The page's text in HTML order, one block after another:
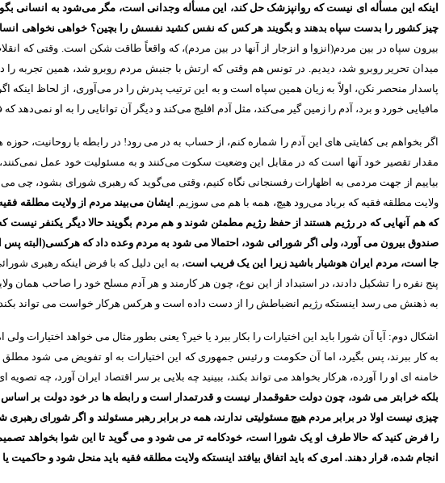
اینکه این مسأله ای نیست که روانپزشک حل کند، این مسأله وجدانی است، مگر می‌شود به انسانی
چیز کشور را بدست سپاه بدهند و بگویند هر کس که نفس کشید نفسش را بچین؟ خواهی نخواهی
بیرون سپاه در بین مردم(انزوا و انزجار از آنها در بین مردم)، که واقعاً طاقت شکن است وقتی که
میدان تحریر روبرو شد، دیدیم
در تونس هم وقتی که ارتش با جنبش مردم روبرو شد، همین تجربه را
پاسدار منحصر نکن، اولاً به زیان همین سپاه است و به این ترتیب پدرش را در می‌آوری، از لحاظ
مافیایی خورد و برد، آدم را زمین گیر می‌کند، مثل آدم افلیج می‌کند و دیگر آن توانایی را به او نمی‌دهد
اگر بخواهم بی کفایتی های این آدم را شماره کنم، از حساب به در می رود ! در رابطه با روحانیت،
مقدار تقصیر خود آنها است که در مقابل این وضعیت سکوت می‌کنند و به مسئولیت خود عمل
بیاییم از جهت مردمی به اظهارات رفسنجانی نگاه کنیم، وقتی می‌گوید که رهبری شورای بشود، چی
ولایت مطلقه فقیه که برباد می‌رود هیچ، همه با هم می سوزیم
ایشان می‌بیند مردم از ولایت مطلقه
که هم آنهایی که در رژیم هستند از حفظ رژیم مطمئن شوند و هم مردم بگویند حالا دیگر یکنفر
صندوق بیرون می آورد، ولی اگر شورائی شود، احتمالا می شود به مردم وعده داد که هرکسی( البته
جا است، مردم ایران هوشیار باشید زیرا این یک فریب است، به این دلیل که با فرض اینکه رهبری
پنج نفره را تشکیل دادند، در استبداد از این نوع، چون هر کارمند و هر آدم مسلح خود را صاحب همان
به ذهنش می رسد اینستکه رژیم انضباطش را از دست داده است و هرکس هرکار خواست می تواند بکند و
اشکال دوم: آیا آن شورا باید این اختیارات را بکار ببرد یا خیر؟ یعنی بطور مثال می خواهد اختیارات
به کار ببرند، پس بگیرد، اما آن حکومت و رئیس جمهوری که این اختیارات به او تفویض می شود
خامنه ای او را آورده، هرکار بخواهد می تواند بکند، ببینید چه بلایی بر سر اقتصاد ایران آورد، چه تصویه
بلکه خرابتر می شود، چون دولت حقوقمدار نیست و قدرتمدار است و رابطه ها در خود دولت بر
چیزی نیست اولا در برابر مردم هیچ مسئولیتی ندارند، همه در برابر رهبر مسئولند و اگر شورای
را فرض کنید که حالا طرف او یک شورا است، خودکامه تر می شود و می گوید تا این شوا بخواهد
انجام شده، قرار دهند. امری که باید اتفاق بیافتد اینستکه ولایت مطلقه فقیه باید منحل شود و حاکمیت